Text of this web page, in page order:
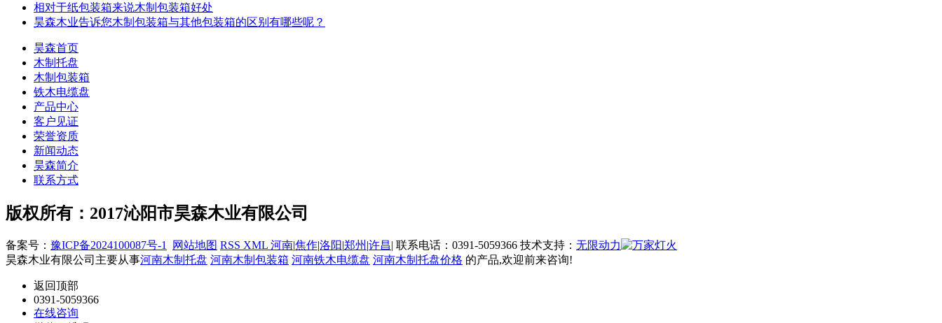
相对于纸包装箱来说木制包装箱好处
昊森木业告诉您木制包装箱与其他包装箱的区别有哪些呢？
昊森首页
木制托盘
木制包装箱
铁木电缆盘
产品中心
客户见证
荣誉资质
新闻动态
昊森简介
联系方式
版权所有：2017沁阳市昊森木业有限公司
备案号： 豫ICP备2024100087号-1 网站地图 RSS XML 河南|焦作|洛阳|郑州 |许昌| 联系电话：0391-5059366 技术支持： 无限动力
昊森木业有限公司主要从事河南木制托盘 河南木制包装箱 河南铁木电缆盘 河南木制托盘价格 的产品,欢迎前来咨询!
返回顶部
0391-5059366
在线咨询